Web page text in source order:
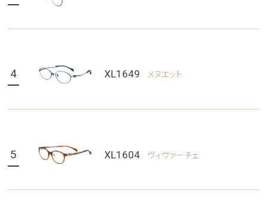
4 XL1649 メヌエット
5 XL1604 ヴィヴァーチェ